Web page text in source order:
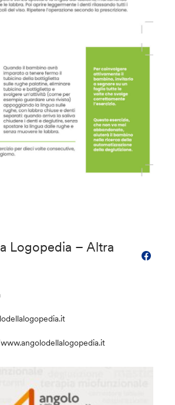
Logopedia – Altra